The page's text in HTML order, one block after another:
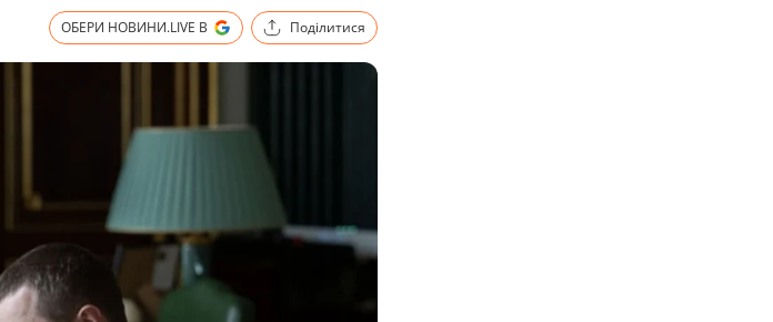
ОБЕРИ НОВИНИ.LIVE В Поділитися